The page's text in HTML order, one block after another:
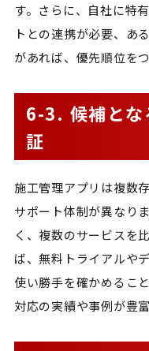
す。さらに、自社に特
トとの連携が必要、あ
があれば、優先順位を
6-3. 候補とな
証
施工管理アプリは複数
サポート体制が異なり
く、複数のサービスを
ば、無料トライアルや
使い勝手を確かめるこ
対応の実績や事例が豊